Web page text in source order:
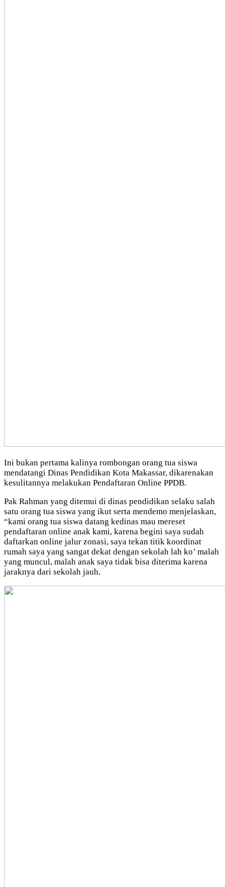
Ini bukan pertama kalinya rombongan orang tua siswa
mendatangi Dinas Pendidikan Kota Makassar, dikarenakan
kesulitannya melakukan Pendaftaran Online PPDB.
Pak Rahman yang ditemui di dinas pendidikan selaku salah
satu orang tua siswa yang ikut serta mendemo menjelaskan,
“kami orang tua siswa datang kedinas mau mereset
pendaftaran online anak kami, karena begini saya sudah
daftarkan online jalur zonasi, saya tekan titik koordinat
rumah saya yang sangat dekat dengan sekolah lah ko’ malah
yang muncul, malah anak saya tidak bisa diterima karena
jaraknya dari sekolah jauh.